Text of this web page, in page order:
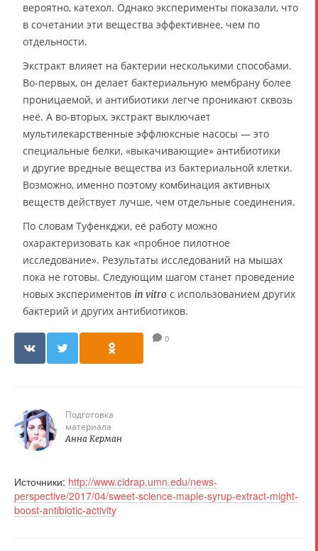
вероятно, катехол. Однако эксперименты показали, что
в сочетании эти вещества эффективнее, чем по
отдельности.
Экстракт влияет на бактерии несколькими способами.
Во-первых, он делает бактериальную мембрану более
проницаемой, и антибиотики легче проникают сквозь
неё. А во-вторых, экстракт выключает
мультилекарственные эффлюксные насосы — это
специальные белки, «выкачивающие» антибиотики
и другие вредные вещества из бактериальной клетки.
Возможно, именно поэтому комбинация активных
веществ действует лучше, чем отдельные соединения.
По словам Туфенкджи, её работу можно
охарактеризовать как «пробное пилотное
исследование». Результаты исследований на мышах
пока не готовы. Следующим шагом станет проведение
новых экспериментов in vitro с использованием других
бактерий и других антибиотиков.
0
Подготовка
материала
Анна Керман
Источники: http://www.cidrap.umn.edu/news-
perspective/2017/04/sweet-science-maple-syrup-extract-might-
boost-antibiotic-activity